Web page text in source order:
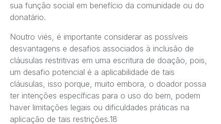
sua função social em benefício da comunidade ou do
donatário.
Noutro viés, é importante considerar as possíveis
desvantagens e desafios associados à inclusão de
cláusulas restritivas em uma escritura de doação, pois,
um desafio potencial é a aplicabilidade de tais
cláusulas, isso porque, muito embora, o doador possa
ter intenções específicas para o uso do bem, podem
haver limitações legais ou dificuldades práticas na
aplicação de tais restrições.18